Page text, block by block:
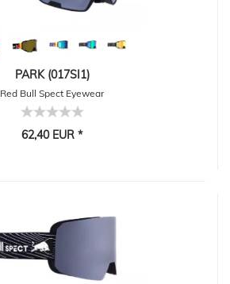
PARK (017SI1)
Red Bull Spect Eyewear
62,40 EUR *